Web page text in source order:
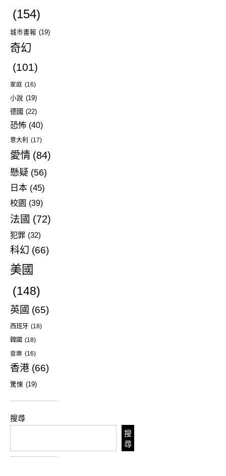
(154)
城市畫報 (19)
奇幻
(101)
家庭 (16)
小說 (19)
德國 (22)
恐怖 (40)
意大利 (17)
愛情 (84)
懸疑 (56)
日本 (45)
校園 (39)
法國 (72)
犯罪 (32)
科幻 (66)
美國
(148)
英國 (65)
西班牙 (18)
韓國 (18)
音樂 (16)
香港 (66)
驚悚 (19)
搜尋
搜
尋